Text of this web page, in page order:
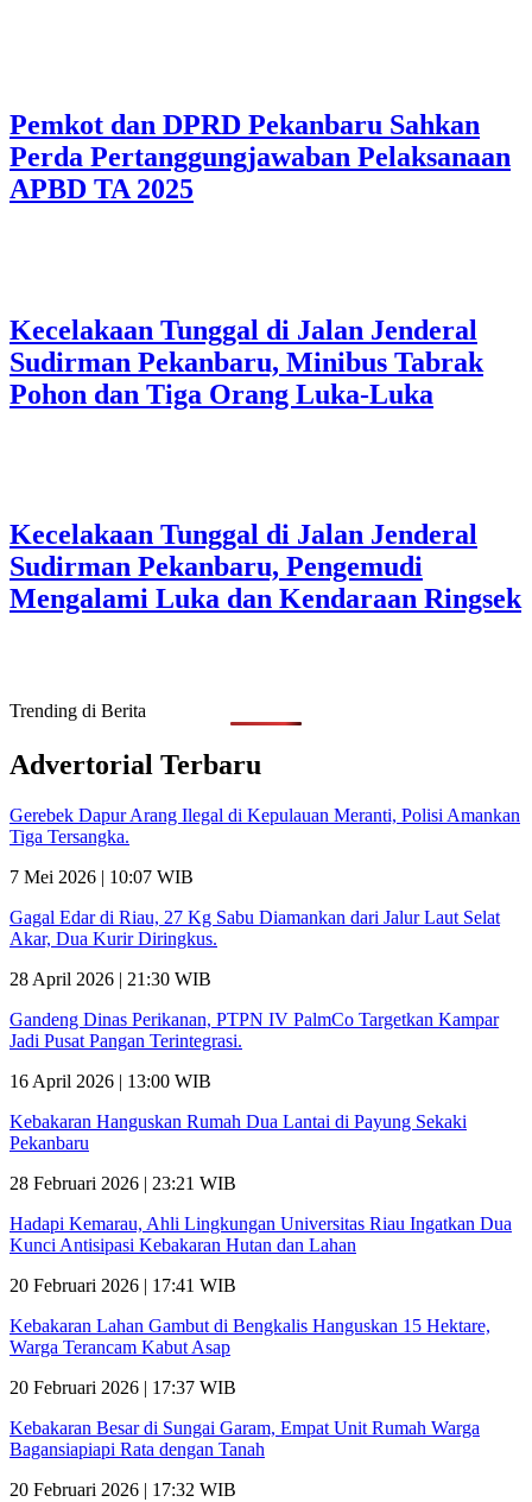
Pemkot dan DPRD Pekanbaru Sahkan
Perda Pertanggungjawaban Pelaksanaan
APBD TA 2025
Kecelakaan Tunggal di Jalan Jenderal
Sudirman Pekanbaru, Minibus Tabrak
Pohon dan Tiga Orang Luka-Luka
Kecelakaan Tunggal di Jalan Jenderal
Sudirman Pekanbaru, Pengemudi
Mengalami Luka dan Kendaraan Ringsek
Trending di Berita
Advertorial Terbaru
Gerebek Dapur Arang Ilegal di Kepulauan Meranti, Polisi Amankan
Tiga Tersangka.
7 Mei 2026 | 10:07 WIB
Gagal Edar di Riau, 27 Kg Sabu Diamankan dari Jalur Laut Selat
Akar, Dua Kurir Diringkus.
28 April 2026 | 21:30 WIB
Gandeng Dinas Perikanan, PTPN IV PalmCo Targetkan Kampar
Jadi Pusat Pangan Terintegrasi.
16 April 2026 | 13:00 WIB
Kebakaran Hanguskan Rumah Dua Lantai di Payung Sekaki
Pekanbaru
28 Februari 2026 | 23:21 WIB
Hadapi Kemarau, Ahli Lingkungan Universitas Riau Ingatkan Dua
Kunci Antisipasi Kebakaran Hutan dan Lahan
20 Februari 2026 | 17:41 WIB
Kebakaran Lahan Gambut di Bengkalis Hanguskan 15 Hektare,
Warga Terancam Kabut Asap
20 Februari 2026 | 17:37 WIB
Kebakaran Besar di Sungai Garam, Empat Unit Rumah Warga
Bagansiapiapi Rata dengan Tanah
20 Februari 2026 | 17:32 WIB